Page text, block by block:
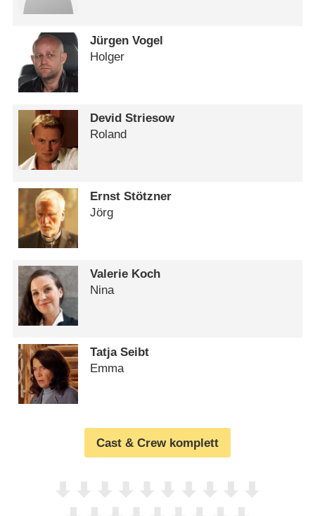
Jürgen Vogel
Holger
Devid Striesow
Roland
Ernst Stötzner
Jörg
Valerie Koch
Nina
Tatja Seibt
Emma
Cast & Crew komplett